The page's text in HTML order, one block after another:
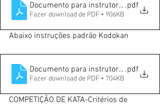
Documento para instrutores nague-
.pdf
Fazer download de PDF • 906KB
Abaixo instruções padrão Kodokan
Documento para instrutores nague-
.pdf
Fazer download de PDF • 704KB
COMPETIÇÃO DE KATA-Critérios de